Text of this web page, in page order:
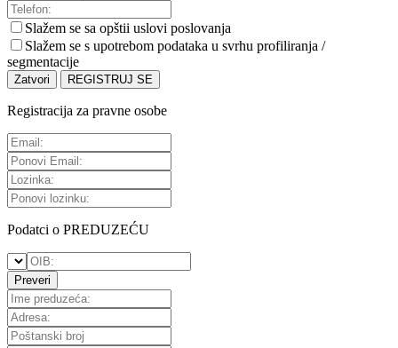
Slažem se sa opštii uslovi poslovanja
Slažem se s upotrebom podataka u svrhu profiliranja /
segmentacije
Zatvori REGISTRUJ SE
Registracija za pravne osobe
Podatci o PREDUZEĆU
Preveri